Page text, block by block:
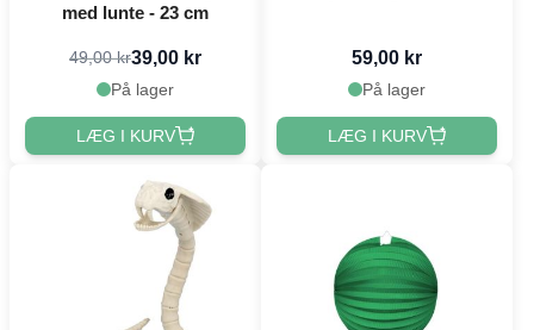
med lunte - 23 cm
49,00 kr39,00 kr
På lager
LÆG I KURV
59,00 kr
På lager
LÆG I KURV